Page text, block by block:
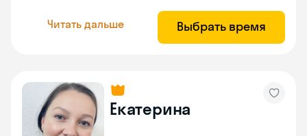
Читать дальше Выбрать время
Екатерина